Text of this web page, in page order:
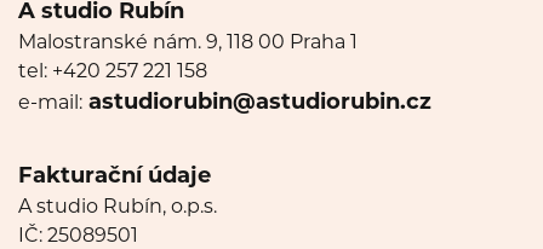
A studio Rubín
Malostranské nám. 9, 118 00 Praha 1
tel: +420 257 221 158
e-mail: astudiorubin@astudiorubin.cz
Fakturační údaje
A studio Rubín, o.p.s.
IČ: 25089501